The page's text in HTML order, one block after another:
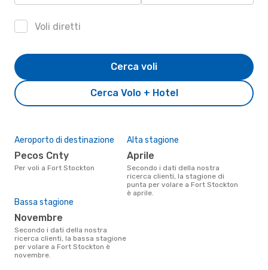
Voli diretti
Cerca Volo + Hotel
Cerca voli
Aeroporto di destinazione
Pecos Cnty
Per voli a Fort Stockton
Alta stagione
aprile
Secondo i dati della nostra
ricerca clienti, la stagione di
punta per volare a Fort Stockton
è aprile.
Bassa stagione
novembre
Secondo i dati della nostra
ricerca clienti, la bassa stagione
per volare a Fort Stockton è
novembre.